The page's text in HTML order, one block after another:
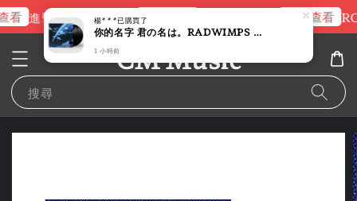
進擊的巨人片頭曲 立即查看 立即查看
CM Music
搜尋
楊***已購買了
你的名字 君の名は。RADWIMPS 原聲帶 【新海誠｜2027/4月 再版】（黑膠唱片 2LP）
1 小時前